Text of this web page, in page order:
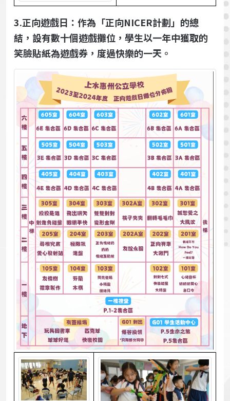
3.正向遊戲日：作為「正向NICER計劃」的總
結，設有數十個遊戲攤位，學生以一年中獲取的
笑臉貼紙為遊戲券，度過快樂的一天。